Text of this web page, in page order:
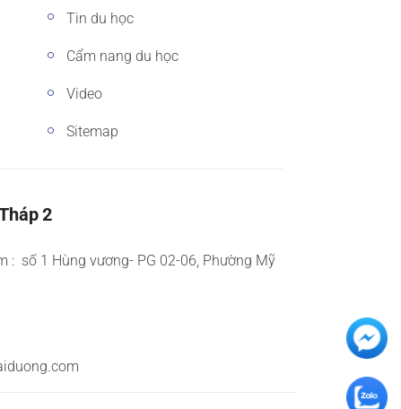
Tin du học
Cẩm nang du học
Video
Sitemap
2
: số 1 Hùng vương- PG 02-06, Phường Mỹ